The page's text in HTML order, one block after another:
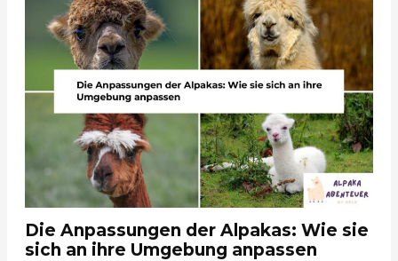
Die Anpassungen der Alpakas: Wie sie
sich an ihre Umgebung anpassen